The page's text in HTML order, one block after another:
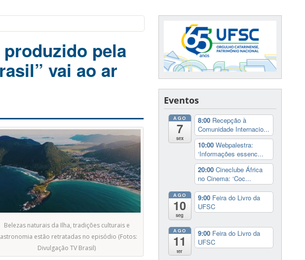
pela
vai ao ar
Belezas naturais da Ilha, tradições culturais e
estão retratadas no episódio (Fotos:
Divulgação TV Brasil)
Eventos
AGO
7
sex
8:00 Recepção à
Comunidade Internacio...
10:00 Webpalestra:
‘Informações essenc...
20:00 Cineclube África
no Cinema: ‘Coc...
AGO
10
seg
9:00 Feira do Livro da
UFSC
AGO
11
ter
9:00 Feira do Livro da
UFSC